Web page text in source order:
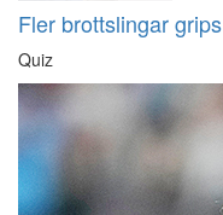
Fler brottslingar grips
Quiz